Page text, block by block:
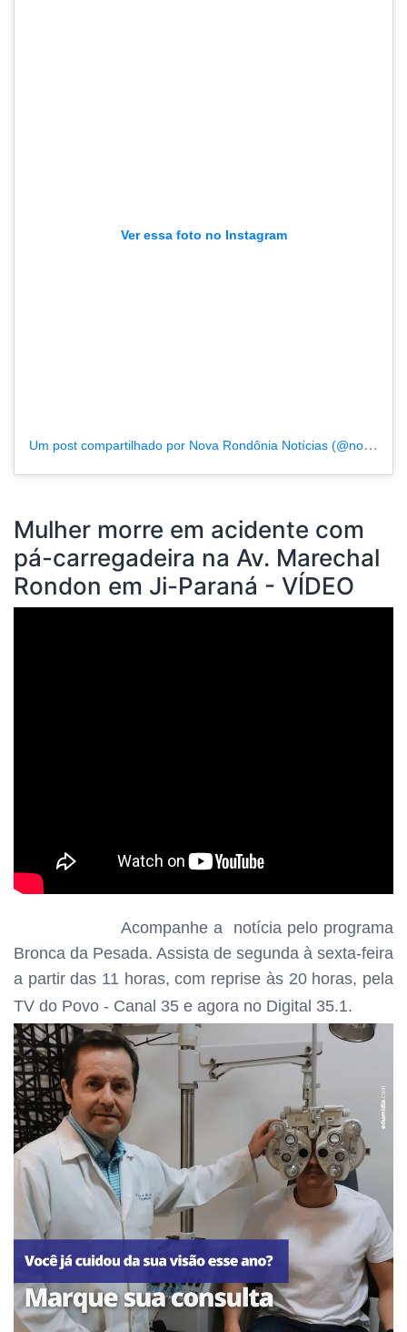
Ver essa foto no Instagram
Um post compartilhado por Nova Rondônia Notícias (@novarondonia)
Mulher morre em acidente com
pá-carregadeira na Av. Marechal
Rondon em Ji-Paraná - VÍDEO
Acompanhe a notícia pelo programa
Bronca da Pesada. Assista de segunda à sexta-feira
a partir das 11 horas, com reprise às 20 horas, pela
TV do Povo - Canal 35 e agora no Digital 35.1.